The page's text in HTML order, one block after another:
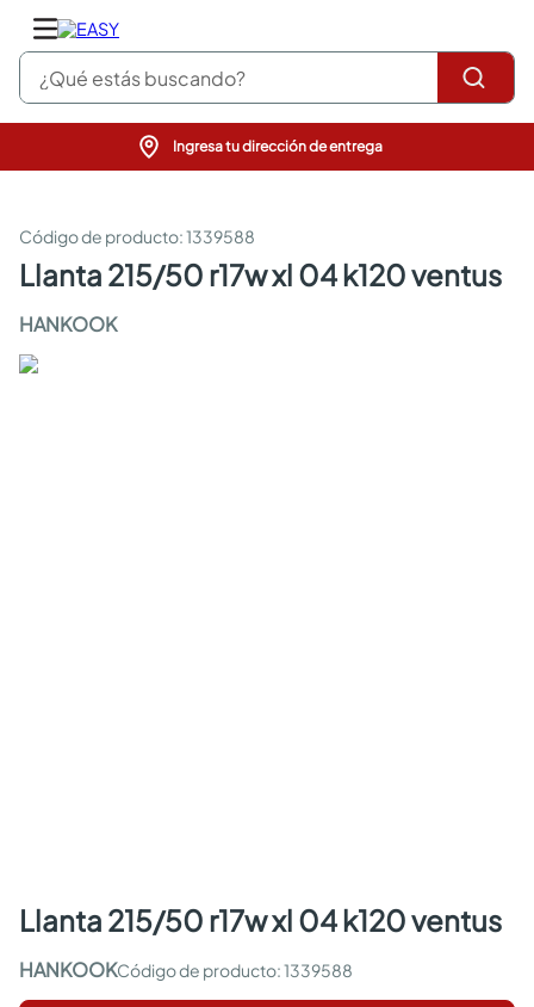
¿Qué estás buscando?
Ingresa tu dirección de entrega
:1339588
llanta 215/50 r17w xl 04 k120 ventus
HANKOOK
llanta 215/50 r17w xl 04 k120 ventus
HANKOOK :1339588
pinturas
sanitarios
comedor
pisos
comedores